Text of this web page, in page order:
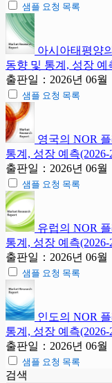
샘플 요청 목록
아시아태평양
동향 및 통계, 성장 예
출판일：2026년 06월
샘플 요청 목록
영국의 NOR
통계, 성장 예측(2026-
출판일：2026년 06월
샘플 요청 목록
유럽의 NOR
통계, 성장 예측(2026-
출판일：2026년 06월
샘플 요청 목록
인도의 NOR
통계, 성장 예측(2026-
출판일：2026년 06월
샘플 요청 목록
검색